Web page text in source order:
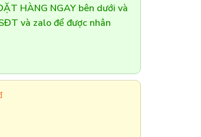
HÀNG NGAY bên dưới và
và zalo để được nhân